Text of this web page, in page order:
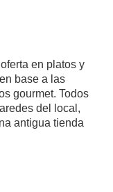
en platos y
base a las
gourmet. Todos
del local,
antigua tienda